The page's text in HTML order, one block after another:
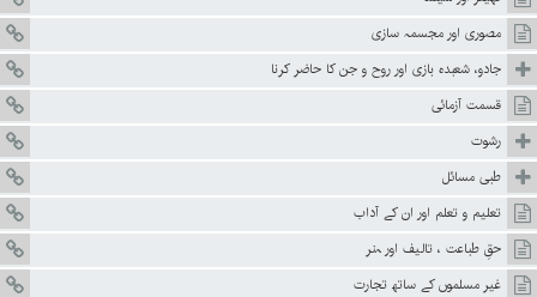
مصوری اور مجسمہ سازی
جادو، شعبدہ بازی اور روح و جن کا حاضر کرنا
قسمت آزمائی
رشوت
طبی مسائل
تعلیم و تعلم اور ان کے آداب
حقِ طباعت ، تالیف اور ہنر
غیر مسلموں کے ساتھ تجارت